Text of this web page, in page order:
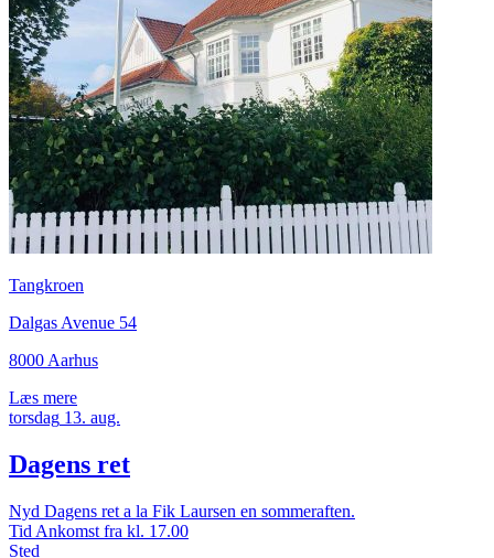
Tangkroen
Dalgas Avenue 54
8000 Aarhus
Læs mere
torsdag 13. aug.
Dagens ret
Nyd Dagens ret a la Fik Laursen en sommeraften.
Tid Ankomst fra kl. 17.00
Sted